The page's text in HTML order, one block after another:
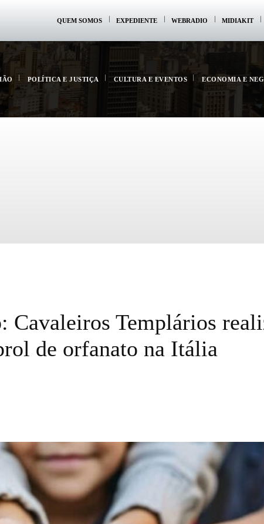
QUEM SOMOS EXPEDIENTE WEBRADIO MIDIAKIT
POLÍTICA E JUSTIÇA CULTURA E EVENTOS ECONOMIA E
Cavaleiros Templários
de orfanato na Itália